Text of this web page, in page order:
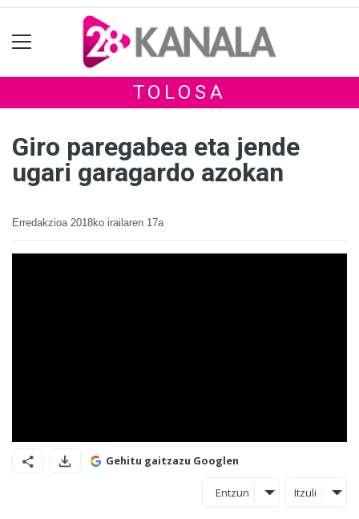
TOLOSA
Giro paregabea eta jende
ugari garagardo azokan
Erredakzioa 2018ko irailaren 17a
Gehitu gaitzazu Googlen
Entzun Itzuli